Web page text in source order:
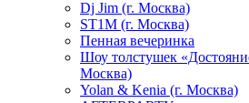
Dj Jim (г. Москва)
ST1M (г. Москва)
Пенная вечеринка
Шоу толстушек
Москва)
Yolan & Kenia (г. Москва)